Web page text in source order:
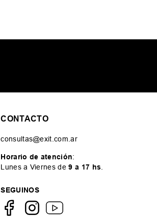
CONTACTO
consultas@exit.com.ar
Horario de atención:
Lunes a Viernes de9 a 17 hs
SEGUINOS